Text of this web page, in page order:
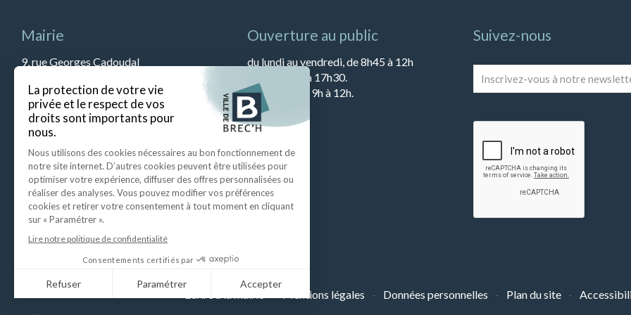
Mairie
9, rue Georges Cadoudal
Tél : 02 97 57 79 90
Fax : 02 97 57 52 67
Ouverture au public
du lundi au vendredi, de 8h45 à 12h
et de 13h45 à 17h30.
Le samedi de 9h à 12h.
Suivez-nous
vous
newsletter
Mentions légales Données personnelles Plan du site